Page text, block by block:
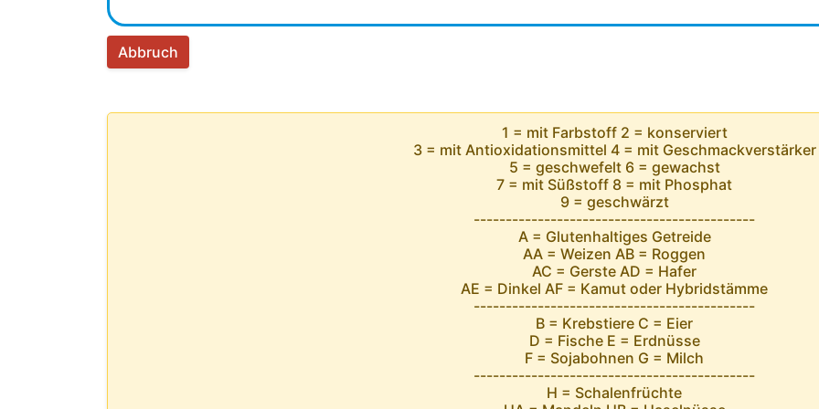
Abbruch
1 = mit Farbstoff 2 = konserviert
3 = mit Antioxidationsmittel 4 = mit Geschmackverstärker
5 = geschwefelt 6 = gewachst
7 = mit Süßstoff 8 = mit Phosphat
9 = geschwärzt
--------------------------------------------
A = Glutenhaltiges Getreide
AA = Weizen AB = Roggen
AC = Gerste AD = Hafer
AE = Dinkel AF = Kamut oder Hybridstämme
--------------------------------------------
B = Krebstiere C = Eier
D = Fische E = Erdnüsse
F = Sojabohnen G = Milch
--------------------------------------------
H = Schalenfrüchte